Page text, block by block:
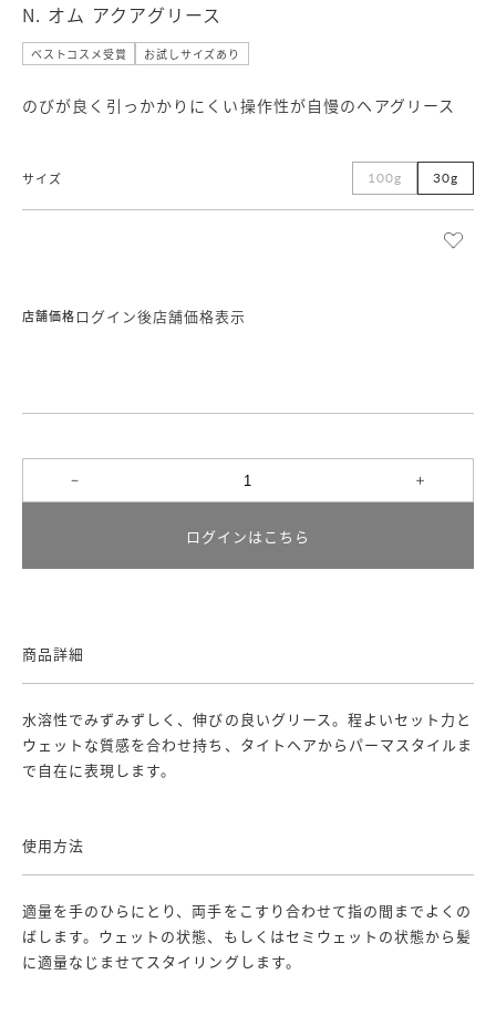
N. オム アクアグリース
ベストコスメ受賞 お試しサイズあり
のびが良く引っかかりにくい操作性が自慢のヘアグリース
サイズ 100g 30g
店舗価格ログイン後店舗価格表示
ログインはこちら
商品詳細
水溶性でみずみずしく、伸びの良いグリース。程よいセット力と
ウェットな質感を合わせ持ち、タイトヘアからパーマスタイルま
で自在に表現します。
使用方法
適量を手のひらにとり、両手をこすり合わせて指の間までよくの
ばします。ウェットの状態、もしくはセミウェットの状態から髪
に適量なじませてスタイリングします。